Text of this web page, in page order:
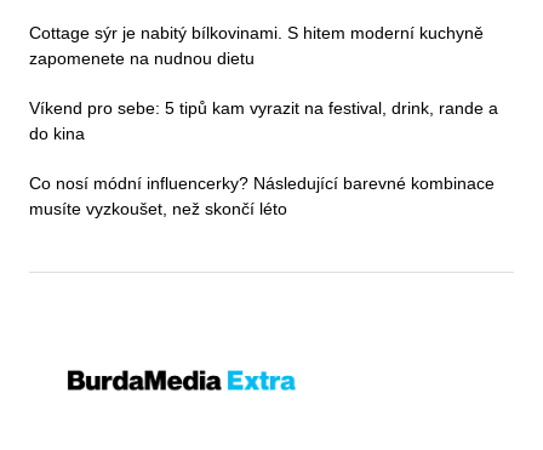
Cottage sýr je nabitý bílkovinami. S hitem moderní kuchyně
zapomenete na nudnou dietu
Víkend pro sebe: 5 tipů kam vyrazit na festival, drink, rande a
do kina
Co nosí módní influencerky? Následující barevné kombinace
musíte vyzkoušet, než skončí léto